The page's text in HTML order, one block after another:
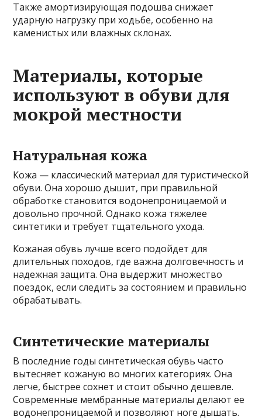
Также амортизирующая подошва снижает
ударную нагрузку при ходьбе, особенно на
каменистых или влажных склонах.
Материалы, которые
используют в обуви для
мокрой местности
Натуральная кожа
Кожа — классический материал для туристической
обуви. Она хорошо дышит, при правильной
обработке становится водонепроницаемой и
довольно прочной. Однако кожа тяжелее
синтетики и требует тщательного ухода.
Кожаная обувь лучше всего подойдет для
длительных походов, где важна долговечность и
надежная защита. Она выдержит множество
поездок, если следить за состоянием и правильно
обрабатывать.
Синтетические материалы
В последние годы синтетическая обувь часто
вытесняет кожаную во многих категориях. Она
легче, быстрее сохнет и стоит обычно дешевле.
Современные мембранные материалы делают ее
водонепроницаемой и позволяют ноге дышать.